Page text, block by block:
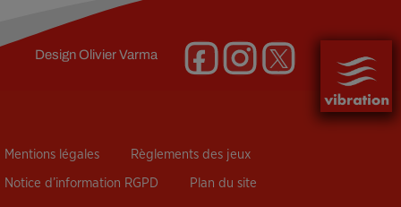
DesignOlivier Varma
Mentions légales Règlements des jeux
Notice d’information RGPD Plan du site